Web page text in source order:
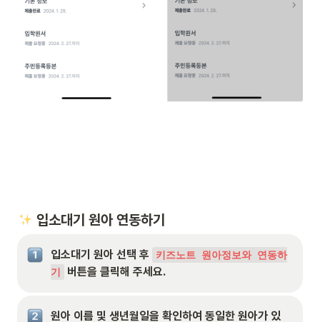
입소대기 원아 연동하기
입소대기 원아 선택 후
키즈노트 원아정보와 연동하
기
버튼을 클릭해 주세요.
원아 이름 및 생년월일을 확인하여 동일한 원아가 있